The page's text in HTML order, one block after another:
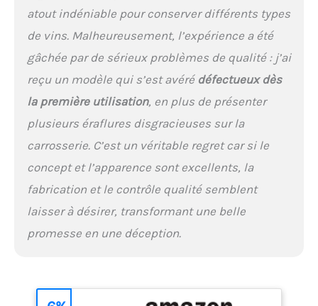
Format compact et stable :
Pieds réglables assurant
dans tout type d’intérieur.
Système anti-vibration :
secousses pour préserver
leurs arômes dans le
optimisée : Stockez
jusqu’à 21 bouteilles en
haut et 24 en bas, pour
une organisation
équilibrée.
atout indéniable pour conserver différents types
de vins. Malheureusement, l’expérience a été
gâchée par de sérieux problèmes de qualité : j’ai
reçu un modèle qui s’est avéré défectueux dès
la première utilisation, en plus de présenter
plusieurs éraflures disgracieuses sur la
carrosserie. C’est un véritable regret car si le
concept et l’apparence sont excellents, la
fabrication et le contrôle qualité semblent
laisser à désirer, transformant une belle
promesse en une déception.